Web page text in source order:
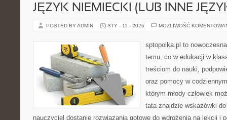
JĘZYK NIEMIECKI (LUB INNE
POSTED BY ADMIN STY - 11 - 2026 MOŻLIWOŚĆ
sptopolka.pl to
temu, co w edukacji w
treściom do nauki,
oraz pomocy w
którym młody człowiek
tata znajdzie wskazówki
nauczyciel dostanie rozwiązania gotowe do wdrożenia na lekcji i